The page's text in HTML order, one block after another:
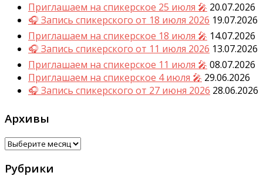
Приглашаем на спикерское 25 июля 🎤 20.07.2026
🎧 Запись спикерского от 18 июля 2026 19.07.2026
Приглашаем на спикерское 18 июля 🎤 14.07.2026
🎧 Запись спикерского от 11 июля 2026 13.07.2026
Приглашаем на спикерское 11 июля 🎤 08.07.2026
Приглашаем на спикерское 4 июля 🎤 29.06.2026
🎧 Запись спикерского от 27 июня 2026 28.06.2026
Архивы
Архивы
Рубрики